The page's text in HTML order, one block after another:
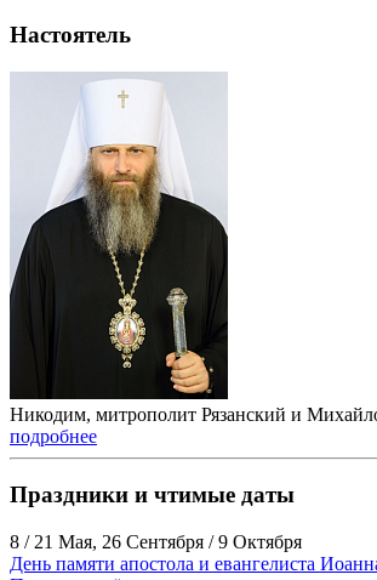
Настоятель
Никодим, митрополит Рязанский и
подробнее
Праздники и чтимые даты
8 / 21 Мая, 26 Сентября / 9 Октября
День памяти апостола и евангелиста